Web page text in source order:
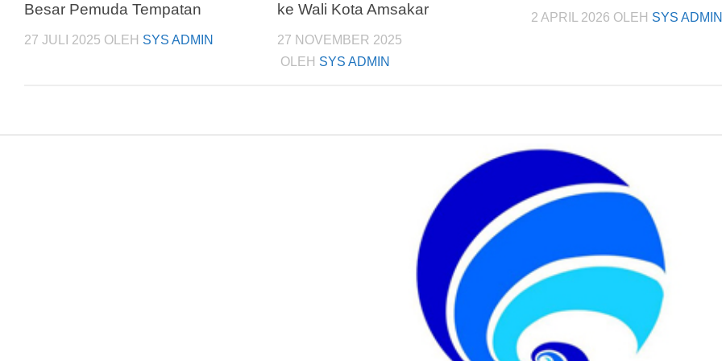
Besar Pemuda Tempatan
27 JULI 2025 OLEH SYS ADMIN
ke Wali Kota Amsakar
27 NOVEMBER 2025
OLEH SYS ADMIN
2 APRIL 2026 OLEH SYS ADMIN